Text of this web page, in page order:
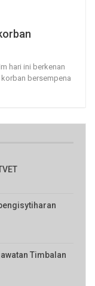
hari ini berkenan
bersempena
Timbalan